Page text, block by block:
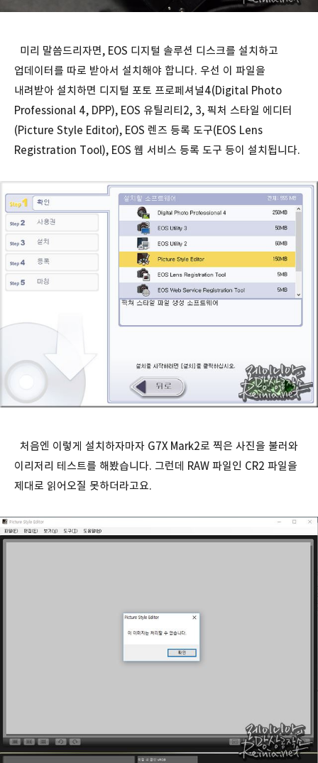
미리 말씀드리자면, EOS 디지털 솔루션 디스크를 설치하고
업데이터를 따로 받아서 설치해야 합니다. 우선 이 파일을
내려받아 설치하면 디지털 포토 프로페셔널4(Digital Photo
Professional 4, DPP), EOS 유틸리티2, 3, 픽처 스타일 에디터
(Picture Style Editor), EOS 렌즈 등록 도구(EOS Lens
Registration Tool), EOS 웹 서비스 등록 도구 등이 설치됩니다.
처음엔 이렇게 설치하자마자 G7X Mark2로 찍은 사진을 불러와
이리저리 테스트를 해봤습니다. 그런데 RAW 파일인 CR2 파일을
제대로 읽어오질 못하더라고요.